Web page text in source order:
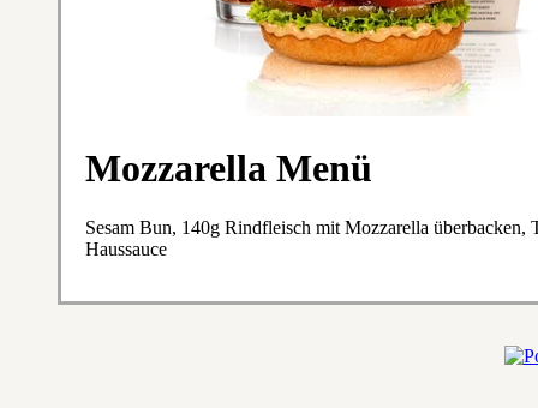
Mozzarella Menü
Sesam Bun, 140g Rindfleisch mit Mozzarella überbacken,
Haussauce